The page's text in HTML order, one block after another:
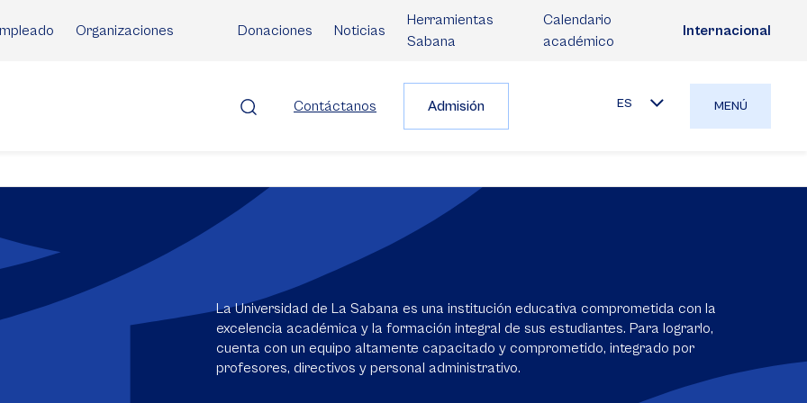
Organizaciones Donaciones Noticias
Herramientas
Sabana
Calendario
académico
Internacional
Contáctanos Admisión ES MENÚ
La Universidad de La Sabana es una institución educativa comprometida con la
excelencia académica y la formación integral de sus estudiantes. Para lograrlo,
cuenta con un equipo altamente capacitado y comprometido, integrado por
profesores, directivos y personal administrativo.